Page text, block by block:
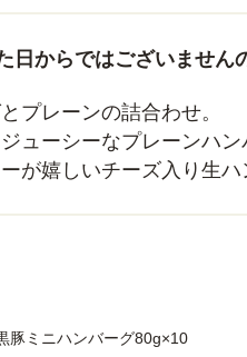
日からではございません
プレーンの詰合わせ。
ューシーなプレーンハン
が嬉しいチーズ入り生ハ
豚ミニハンバーグ80g×10